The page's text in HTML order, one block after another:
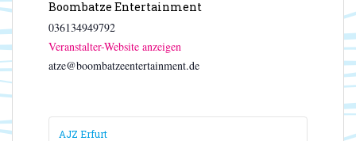
Boombatze Entertainment
036134949792
Veranstalter-Website anzeigen
atze@boombatzeentertainment.de
AJZ Erfurt